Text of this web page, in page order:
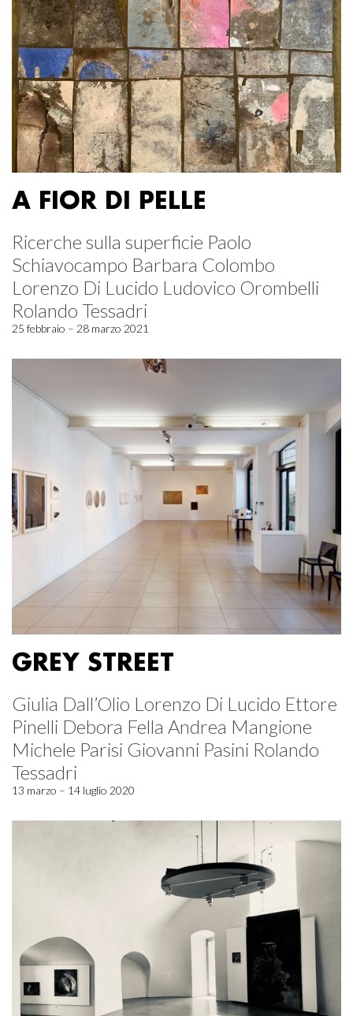
A FIOR DI PELLE
Ricerche sulla superficie Paolo
Schiavocampo Barbara Colombo
Lorenzo Di Lucido Ludovico Orombelli
Rolando Tessadri
25 febbraio – 28 marzo 2021
GREY STREET
Giulia Dall’Olio Lorenzo Di Lucido Ettore
Pinelli Debora Fella Andrea Mangione
Michele Parisi Giovanni Pasini Rolando
Tessadri
13 marzo – 14 luglio 2020